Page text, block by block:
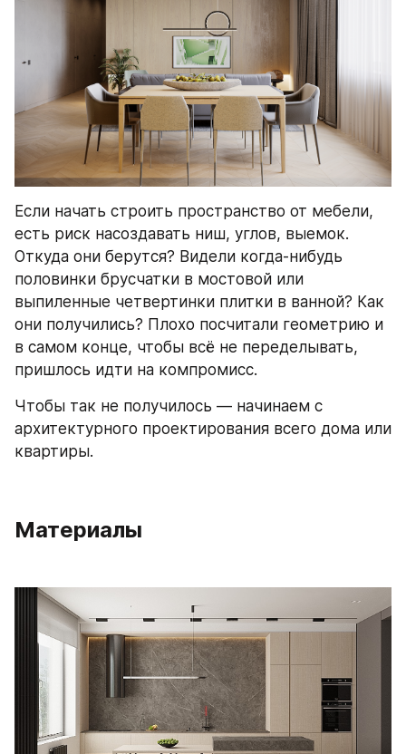
Если начать строить пространство от мебели,
есть риск насоздавать ниш, углов, выемок.
Откуда они берутся? Видели когда-нибудь
половинки брусчатки в мостовой или
выпиленные четвертинки плитки в ванной? Как
они получились? Плохо посчитали геометрию и
в самом конце, чтобы всё не переделывать,
пришлось идти на компромисс.
Чтобы так не получилось — начинаем с
архитектурного проектирования всего дома или
квартиры.
Материалы